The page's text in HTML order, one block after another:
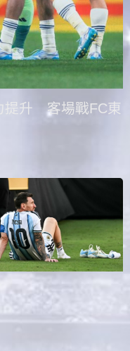
提升 客場戰FC東